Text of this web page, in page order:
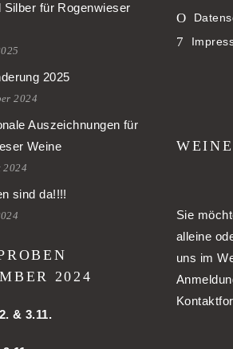
Silber für Rogenwieser
2025
2024
Auszeichnungen für
Weine
2024
sind da!!!!
2024
2. & 3.11.
Sie
alleine
uns im